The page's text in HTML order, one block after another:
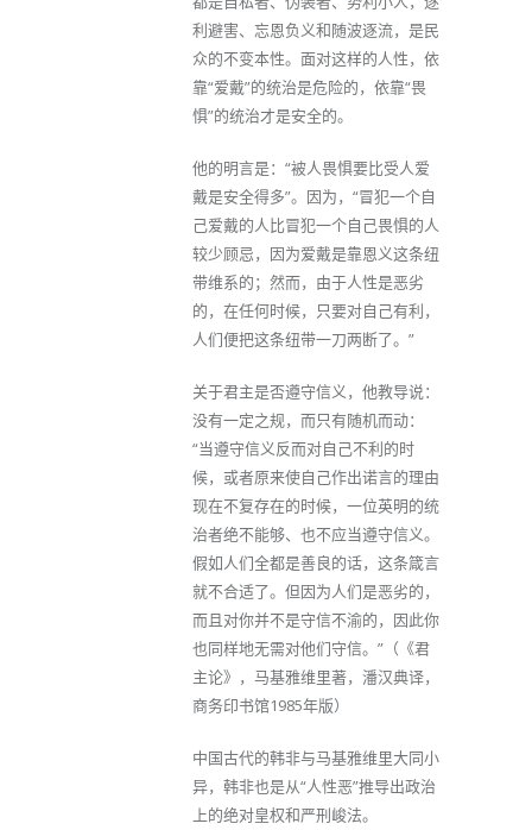
利避害、忘恩负义和随波逐流，是民
众的不变本性。面对这样的人性，依
靠“爱戴”的统治是危险的，依靠“畏
惧”的统治才是安全的。
他的明言是：“被人畏惧要比受人爱
戴是安全得多”。因为，“冒犯一个自
己爱戴的人比冒犯一个自己畏惧的人
较少顾忌，因为爱戴是靠恩义这条纽
带维系的；然而，由于人性是恶劣
的，在任何时候，只要对自己有利，
人们便把这条纽带一刀两断了。”
关于君主是否遵守信义，他教导说：
没有一定之规，而只有随机而动：
“当遵守信义反而对自己不利的时
候，或者原来使自己作出诺言的理由
现在不复存在的时候，一位英明的统
治者绝不能够、也不应当遵守信义。
假如人们全都是善良的话，这条箴言
就不合适了。但因为人们是恶劣的，
而且对你并不是守信不渝的，因此你
也同样地无需对他们守信。”（《君
主论》，马基雅维里著，潘汉典译，
商务印书馆1985年版）
中国古代的韩非与马基雅维里大同小
异，韩非也是从“人性恶”推导出政治
上的绝对皇权和严刑峻法。